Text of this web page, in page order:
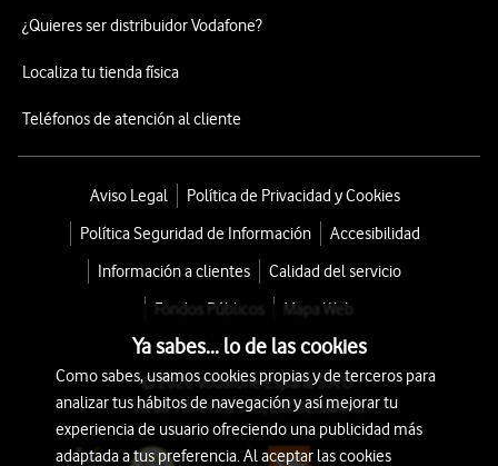
¿Quieres ser distribuidor Vodafone?
Localiza tu tienda física
Teléfonos de atención al cliente
Aviso Legal
Política de Privacidad y Cookies
Política Seguridad de Información
Accesibilidad
Información a clientes
Calidad del servicio
Fondos Públicos
Mapa Web
© 2026 Vodafone España S.A.U.
Avda. América 115, 28042 Madrid
Ya sabes... lo de las cookies
Como sabes, usamos cookies propias y de terceros para
analizar tus hábitos de navegación y así mejorar tu
experiencia de usuario ofreciendo una publicidad más
adaptada a tus preferencia. Al aceptar las cookies